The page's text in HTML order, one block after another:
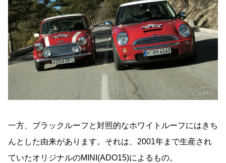
一方、ブラックルーフと対照的なホワイトルーフにはきち
んとした由来があります。それは、2001年まで生産され
ていたオリジナルのMINI(ADO15)によるもの。